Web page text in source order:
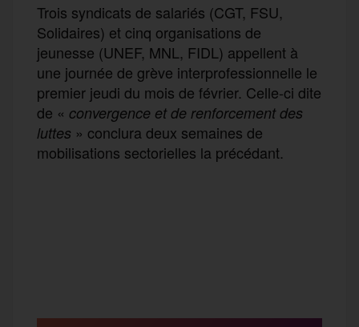
Trois syndicats de salariés (CGT, FSU,
Solidaires) et cinq organisations de
jeunesse (UNEF, MNL, FIDL) appellent à
une journée de grève interprofessionnelle le
premier jeudi du mois de février. Celle-ci dite
de « convergence et de renforcement des
luttes » conclura deux semaines de
mobilisations sectorielles la précédant.